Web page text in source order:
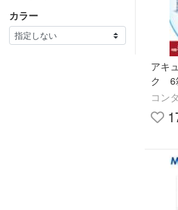
カラー
アキ
ク 6
コン